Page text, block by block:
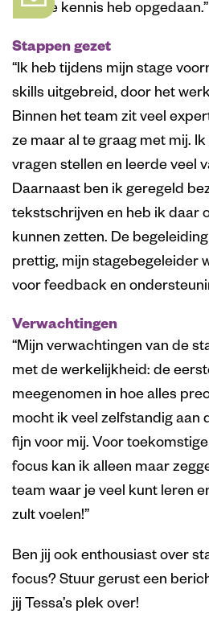
nieuwe kennis heb opgedaan.”
Stappen gezet
“Ik heb tijdens mijn stage
skills uitgebreid, door het
Binnen het team zit veel
ze maar al te graag met mij.
vragen stellen en leerde veel
Daarnaast ben ik geregeld
tekstschrijven en heb ik daar
kunnen zetten. De
prettig, mijn stagebegeleider
voor feedback en
Verwachtingen
“Mijn verwachtingen van de
met de werkelijkheid: de
meegenomen in hoe alles
mocht ik veel zelfstandig aan
fijn voor mij. Voor
focus kan ik alleen maar
team waar je veel kunt leren
zult voelen!”
Ben jij ook enthousiast over
focus? Stuur gerust een
jij Tessa’s plek over!